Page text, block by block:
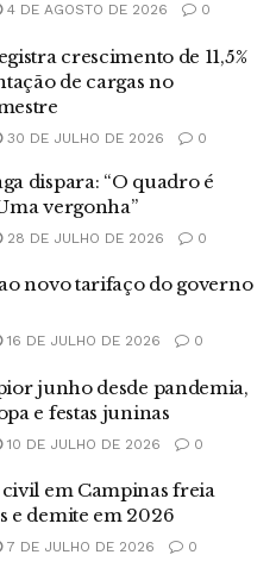
4 DE AGOSTO DE 2026 0
crescimento de 11,5%
de cargas no
30 DE JULHO DE 2026 0
dispara: “O quadro é
vergonha”
28 DE JULHO DE 2026 0
novo tarifaço do governo
16 DE JULHO DE 2026 0
junho desde pandemia,
e festas juninas
10 DE JULHO DE 2026 0
em Campinas freia
e demite em 2026
7 DE JULHO DE 2026 0